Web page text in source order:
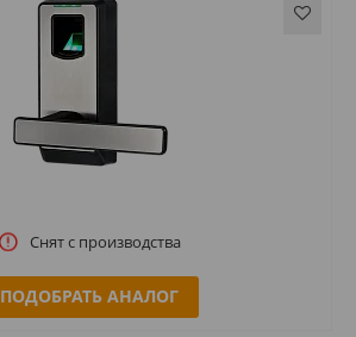
Снят с производства
ПОДОБРАТЬ АНАЛОГ